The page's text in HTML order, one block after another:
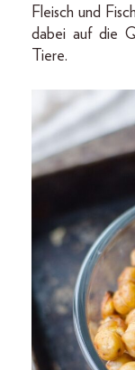
Fleisch und
dabei auf die
Tiere.